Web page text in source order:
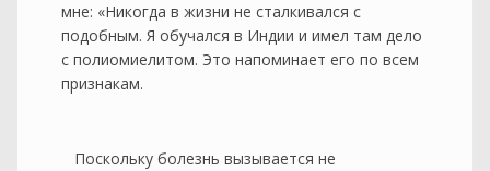
мне: «Никогда в жизни не сталкивался с
подобным. Я обучался в Индии и имел там дело
с полиомиелитом. Это напоминает его по всем
признакам.
Поскольку болезнь вызывается не